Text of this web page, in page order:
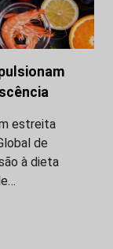
estreita
de
à dieta